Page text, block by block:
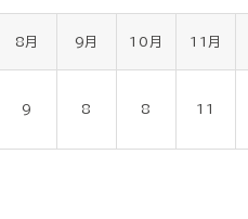
8月 9月 10月 11月
9 8 8 11